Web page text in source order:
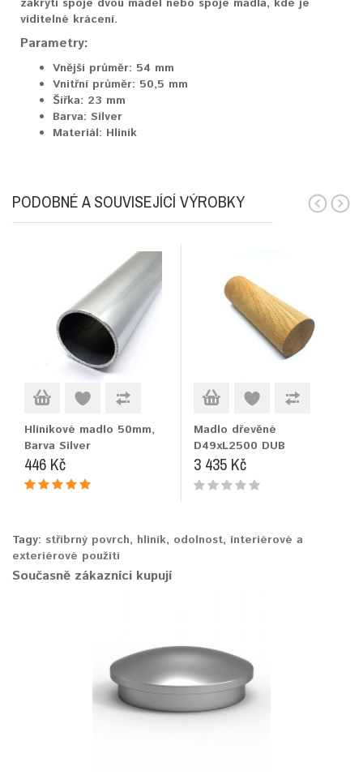
viditelné krácení.
Parametry:
Vnější průměr: 54 mm
Vnitřní průměr: 50,5 mm
Šířka: 23 mm
Barva: Silver
Materiál: Hliník
PODOBNÉ A SOUVISEJÍCÍ VÝROBKY
Hliníkové madlo 50mm,
Barva Silver
446 Kč
Madlo dřevěné
D49xL2500 DUB
3 435 Kč
Tagy: stříbrný povrch, hliník, odolnost, interiérové a
exteriérové použití
Současně zákazníci kupují